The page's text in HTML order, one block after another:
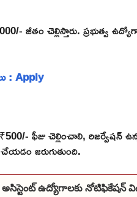
జీతం చెల్లిస్తారు. ప్రభుత్వ
: Apply
ఫీజు చెల్లించాలి, రిజర్వేషన్
జరుగుతుంది.
ఉద్యోగాలకు నోటిఫికేషన్